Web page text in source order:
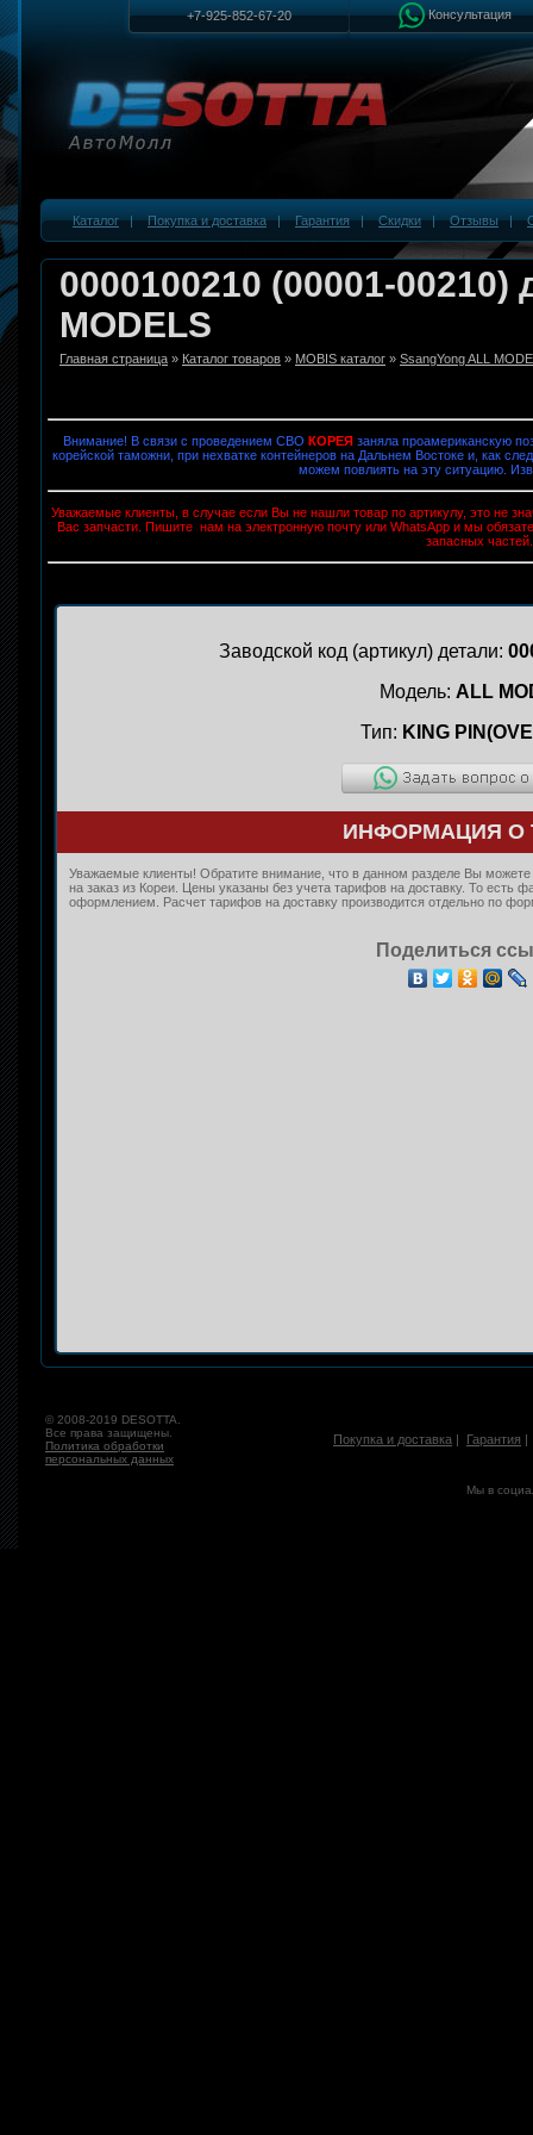
+7-925-852-67-20 Консультация
Каталог|Покупка и доставка|Гарантия|Скидки|Отзывы|
0000100210 (00001-00210)
MODELS
Главная страница » Каталог товаров » MOBIS каталог » SsangYong ALL
Внимание! В связи с проведением СВО КОРЕЯзаняла проамериканскую
корейской таможни, при нехватке контейнеров на Дальнем Востоке и, как
можем повлиять на эту ситуацию.
Уважаемые клиенты, в случае если Вы не нашли товар по артикулу, это не
Вас запчасти. Пишите нам на электронную почту или WhatsApp и мы
запасных частей.
Заводской код (артикул) детали:
Модель: ALL
Тип: KING
ИНФОРМАЦИЯ О
Уважаемые клиенты! Обратите внимание, что в данном разделе Вы можете
на заказ из Кореи. Цены указаны без учета тарифов на доставку. То есть
оформлением. Расчет тарифов на доставку производится отдельно по
Поделиться
© 2008-2019 DESOTTA.
Все права защищены.
Политика обработки
персональных данных
Покупка и доставка | Гарантия
Мы в